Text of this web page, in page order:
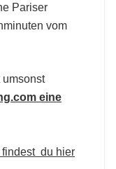
Pariser
vom
umsonst
eine
findest du hier